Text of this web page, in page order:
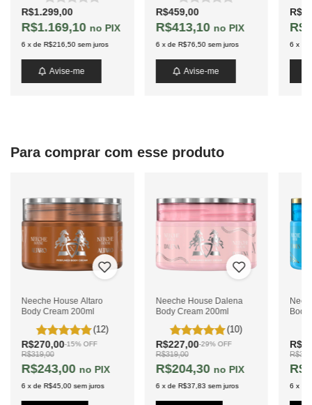
R$1.299,00
R$1.169,10 PIX
6 xde R$216,50 sem juros
Avise-me
R$459,00
R$413,10 PIX
6 xde R$76,50 sem juros
Avise-me
6 x
Para comprar com esse produto
Neeche House Altaro
Body Cream 200ml
(12)
R$270,00-15% OFF
R$319,00
R$243,00 PIX
6 xde R$45,00 sem juros
Neeche House Dalena
Body Cream 200ml
(10)
R$227,00-29% OFF
R$319,00
R$204,30 PIX
6 xde R$37,83 sem juros
Body
6 x